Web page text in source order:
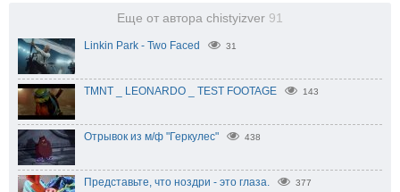
Еще от автора chistyizver 91
Linkin Park - Two Faced 31
TMNT _ LEONARDO _ TEST FOOTAGE 143
Отрывок из м/ф "Геркулес" 438
Представьте, что ноздри - это глаза. 377